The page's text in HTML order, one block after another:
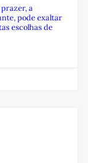
a
pode exaltar
escolhas de